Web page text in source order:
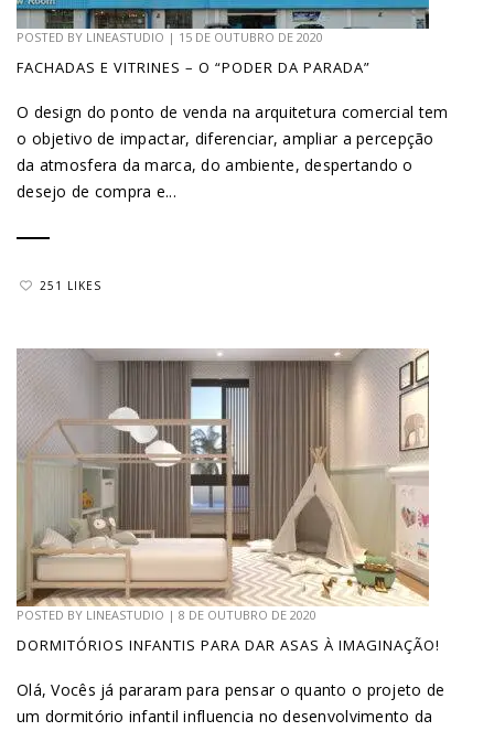
POSTED BY LINEASTUDIO | 15 DE OUTUBRO DE 2020
FACHADAS E VITRINES – O “PODER DA PARADA”
O design do ponto de venda na arquitetura comercial tem
o objetivo de impactar, diferenciar, ampliar a percepção
da atmosfera da marca, do ambiente, despertando o
desejo de compra e...
251 LIKES
POSTED BY LINEASTUDIO | 8 DE OUTUBRO DE 2020
DORMITÓRIOS INFANTIS PARA DAR ASAS À IMAGINAÇÃO!
Olá, Vocês já pararam para pensar o quanto o projeto de
um dormitório infantil influencia no desenvolvimento da